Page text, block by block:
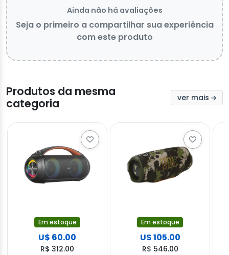
Ainda não há avaliações
Seja o primeiro a compartilhar sua experiência
com este produto
Produtos da mesma
categoria
ver mais
Em estoque
U$ 60.00
R$ 312.00
Em estoque
U$ 105.00
R$ 546.00